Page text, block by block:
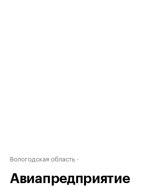
Вологодская область
Авиапредприятие